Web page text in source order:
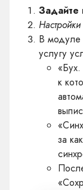
Задайте
В модуле
услугу
к
за